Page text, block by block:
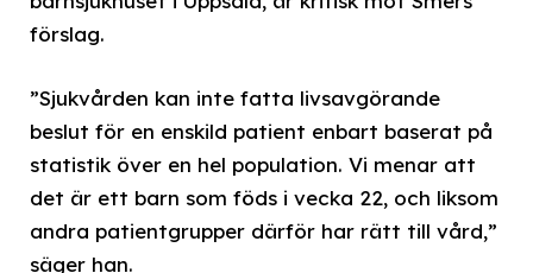
förslag.
”Sjukvården kan inte fatta livsavgörande
beslut för en enskild patient enbart baserat på
statistik över en hel population. Vi menar att
det är ett barn som föds i vecka 22, och liksom
andra patientgrupper därför har rätt till vård,”
säger han.